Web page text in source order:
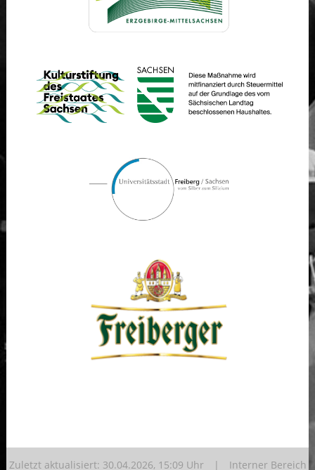
Zuletzt aktualisiert: 30.04.2026, 15:09 Uhr | Interner Bereich